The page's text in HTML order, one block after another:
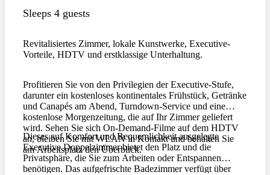
Sleeps 4 guests
Revitalisiertes Zimmer, lokale Kunstwerke, Executive-
Vorteile, HDTV und erstklassige Unterhaltung.
Profitieren Sie von den Privilegien der Executive-Stufe,
darunter ein kostenloses kontinentales Frühstück, Getränke
und Canapés am Abend, Turndown-Service und eine
kostenlose Morgenzeitung, die auf Ihr Zimmer geliefert
wird. Sehen Sie sich On-Demand-Filme auf dem HDTV
an, bleiben Sie mit WLAN in Kontakt und behalten Sie
am Arbeitsplatz den Überblick.
Dieses auf Komfort und Bequemlichkeit ausgelegte
Executive Doppelzimmer bietet den Platz und die
Privatsphäre, die Sie zum Arbeiten oder Entspannen
benötigen. Das aufgefrischte Badezimmer verfügt über